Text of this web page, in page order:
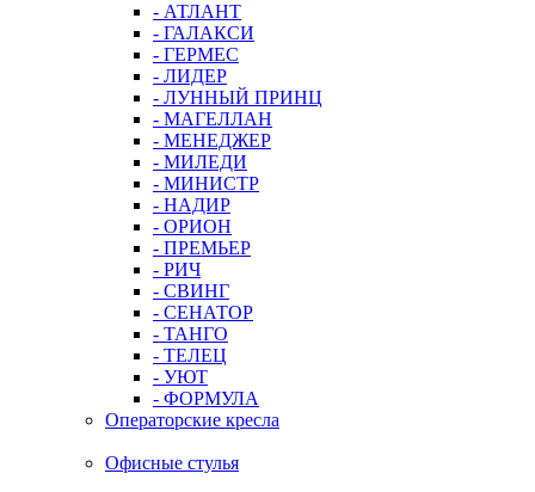
- АТЛАНТ
- ГАЛАКСИ
- ГЕРМЕС
- ЛИДЕР
- ЛУННЫЙ ПРИНЦ
- МАГЕЛЛАН
- МЕНЕДЖЕР
- МИЛЕДИ
- МИНИСТР
- НАДИР
- ОРИОН
- ПРЕМЬЕР
- РИЧ
- СВИНГ
- СЕНАТОР
- ТАНГО
- ТЕЛЕЦ
- УЮТ
- ФОРМУЛА
Операторские кресла
Офисные стулья